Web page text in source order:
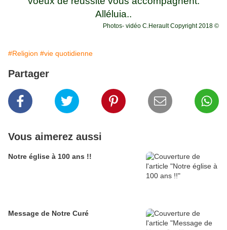
Alléluia..
Photos- vidéo C.HeraultCopyright 2018 ©
#Religion #vie quotidienne
Partager
Vous aimerez aussi
Notre église à 100 ans !!
Message de Notre Curé